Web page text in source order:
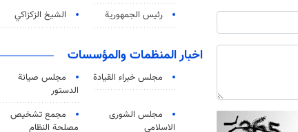
رئيس الجمهورية الشيخ الزكزاكي
اخبار المنظمات والمؤسسات
مجلس خبراء القيادة
مجلس صيانة
الدستور
مجلس الشورى
الاسلامي
مجمع تشخيص
مصلحة النظام